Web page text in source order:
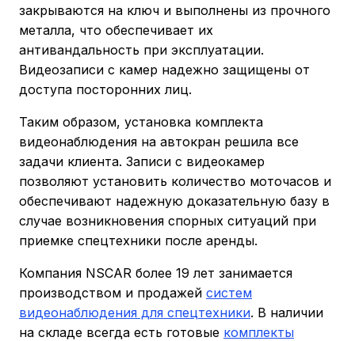
закрываются на ключ и выполнены из прочного
металла, что обеспечивает их
антивандальность при эксплуатации.
Видеозаписи с камер надежно защищены от
доступа посторонних лиц.
Таким образом, установка комплекта
видеонаблюдения на автокран решила все
задачи клиента. Записи с видеокамер
позволяют установить количество моточасов и
обеспечивают надежную доказательную базу в
случае возникновения спорных ситуаций при
приемке спецтехники после аренды.
Компания NSCAR более 19 лет занимается
производством и продажей систем
видеонаблюдения для спецтехники. В наличии
на складе всегда есть готовые комплекты